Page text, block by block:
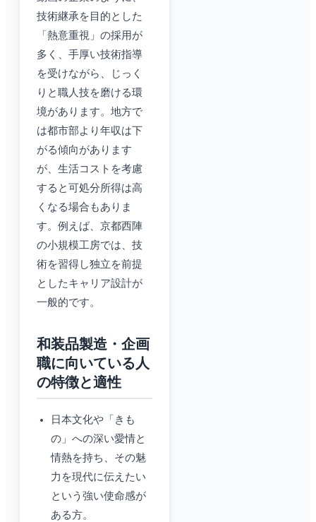
技術継承を目的とした
「熱意重視」の採用が
多く、手厚い技術指導
を受けながら、じっく
りと職人技を磨ける環
境があります。地方で
は都市部より年収は下
がる傾向があります
が、生活コストを考慮
すると可処分所得は高
くなる場合もありま
す。例えば、京都西陣
の小規模工房では、技
術を習得し独立を前提
としたキャリア設計が
一般的です。
和装品製造・企画
職に向いている人
の特徴と適性
日本文化や「きも
の」への深い愛情と
情熱を持ち、その魅
力を現代に伝えたい
という強い使命感が
ある方。